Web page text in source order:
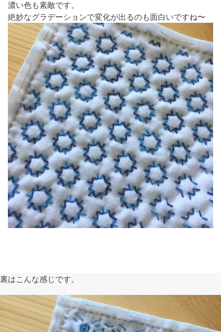
濃い色も素敵です。
絶妙なグラデーションで変化が出るのも面白いですね〜
裏はこんな感じです。